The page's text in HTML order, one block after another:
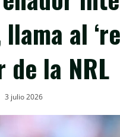
llama al
de la NRL
3 julio 2026